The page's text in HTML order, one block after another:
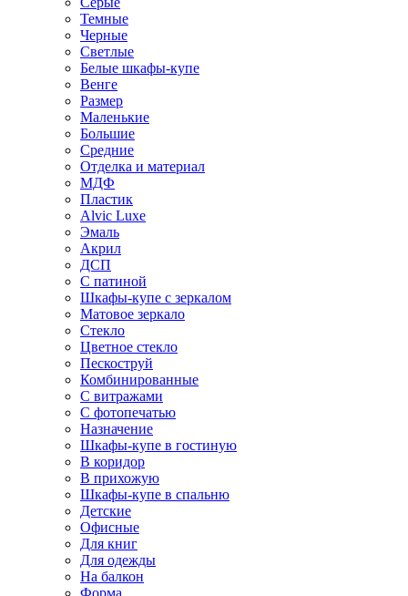
Темные
Черные
Светлые
Белые шкафы-купе
Венге
Размер
Маленькие
Большие
Средние
Отделка и материал
МДФ
Пластик
Alvic Luxe
Эмаль
Акрил
ДСП
С патиной
Шкафы-купе с зеркалом
Матовое зеркало
Стекло
Цветное стекло
Пескоструй
Комбинированные
С витражами
С фотопечатью
Назначение
Шкафы-купе в гостиную
В коридор
В прихожую
Шкафы-купе в спальню
Детские
Офисные
Для книг
Для одежды
На балкон
Форма